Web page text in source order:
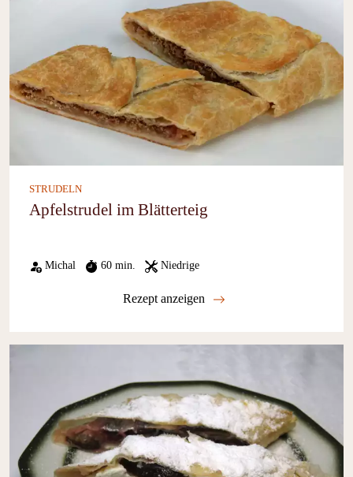
STRUDELN
Apfelstrudel im Blätterteig
Michal 60 min. Niedrige
Rezept anzeigen